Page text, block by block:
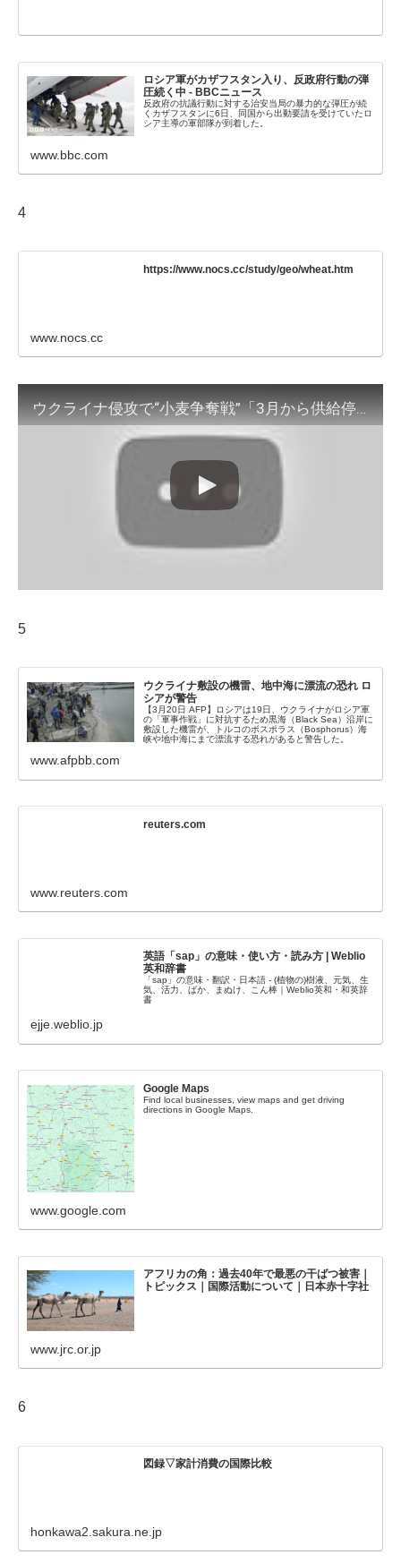
ロシア軍がカザフスタン入り、反政府行動の弾
圧続く中 - BBCニュース
反政府の抗議行動に対する治安当局の暴力的な弾圧が続
くカザフスタンに6日、同国から出動要請を受けていたロ
シア主導の軍部隊が到着した。
www.bbc.com
4
https://www.nocs.cc/study/geo/wheat.htm
www.nocs.cc
ウクライナ侵攻で“小麦争奪戦”「3月から供給停止」で大混乱 ロシアの戦略？(2022年5月17日)
5
ウクライナ敷設の機雷、地中海に漂流の恐れ ロ
シアが警告
【3月20日 AFP】ロシアは19日、ウクライナがロシア軍
の「軍事作戦」に対抗するため黒海（Black Sea）沿岸に
敷設した機雷が、トルコのボスポラス（Bosphorus）海
峡や地中海にまで漂流する恐れがあると警告した。
www.afpbb.com
reuters.com
www.reuters.com
英語「sap」の意味・使い方・読み方 | Weblio
英和辞書
「sap」の意味・翻訳・日本語 - (植物の)樹液、元気、生
気、活力、ばか、まぬけ、こん棒｜Weblio英和・和英辞
書
ejje.weblio.jp
Google Maps
Find local businesses, view maps and get driving
directions in Google Maps.
www.google.com
アフリカの角：過去40年で最悪の干ばつ被害｜
トピックス｜国際活動について｜日本赤十字社
www.jrc.or.jp
6
図録▽家計消費の国際比較
honkawa2.sakura.ne.jp